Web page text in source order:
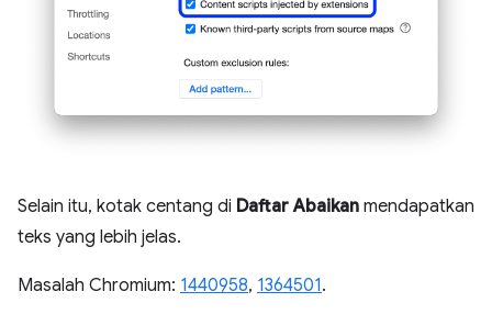
Selain itu, kotak centang di Daftar Abaikan mendapatkan
teks yang lebih jelas.
Masalah Chromium: 1440958, 1364501.